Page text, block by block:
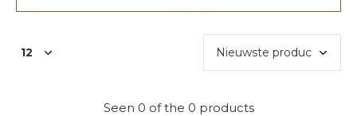
Seen 0 of the 0 products